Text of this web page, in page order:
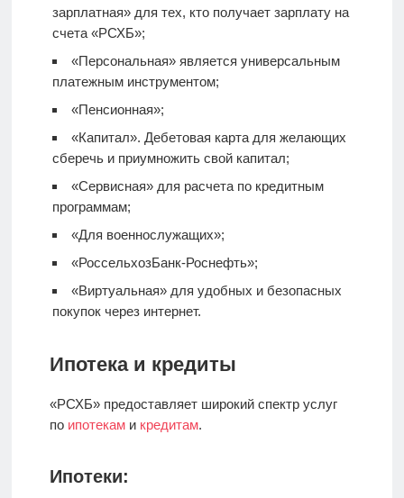
зарплатная» для тех, кто получает зарплату на
счета «РСХБ»;
«Персональная» является универсальным
платежным инструментом;
«Пенсионная»;
«Капитал». Дебетовая картадля желающих
сберечь и приумножить свой капитал;
«Сервисная» для расчета по кредитным
программам;
«Для военнослужащих»;
«РоссельхозБанк-Роснефть»;
«Виртуальная» для удобных и безопасных
покупок через интернет.
Ипотека и кредиты
«РСХБ» предоставляет широкий спектр услуг
по ипотеками кредитам.
Ипотеки: